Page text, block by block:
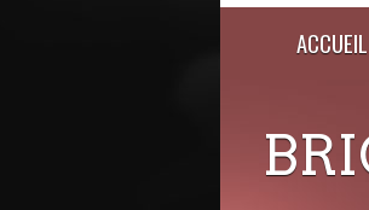
ACCUEIL